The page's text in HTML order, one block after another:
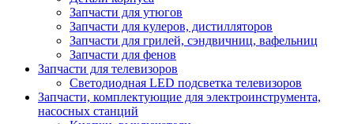
Запчасти для утюгов
Запчасти для кулеров, дистилляторов
Запчасти для грилей, сэндвичниц, вафельниц
Запчасти для фенов
Запчасти для телевизоров
Светодиодная LED подсветка телевизоров
Запчасти, комплектующие для электроинструмента,
насосных станций